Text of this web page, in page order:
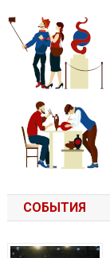
СОБЫТИЯ